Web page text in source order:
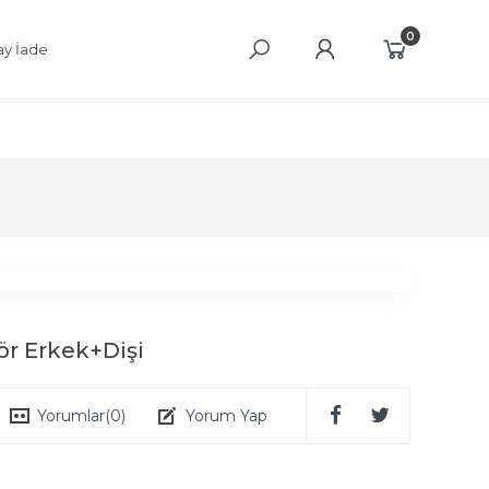
İade
0
Erkek+Dişi
Yorumlar(0) Yorum Yap